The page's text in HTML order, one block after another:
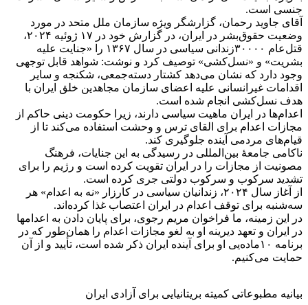
جنسی است.
آقای جاوید رحمان، گزارشگر ویژه سازمان ملل متحد در مورد
وضعیت حقوق‌بشر در ایران، در گزارش خود در ۱۷ ژوئیه ۲۰۲۴،
قتل‌عام ۳۰۰۰۰زندانی سیاسی در سال ۱۳۶۷ را «جنایت علیه
بشریت» و «نسل‌کشی» توصیف کرد و نوشت: شواهد قابل توجهی
وجود دارد که نشان می‌دهد کشتار دسته‌جمعی، شکنجه و سایر
اقدامات غیرانسانی علیه اعضای سازمان مجاهدین خلق ایران با
هدف نسل‌کشی انجام شده است.
اعدام‌ها در ایران ماهیت سیاسی دارند، زیرا حکومت دینی حاکم از
مجازات اعدام برای القای ترس و وحشت استفاده می‌کند تا از
قیام‌های مردمی آینده جلوگیری کند.
ناکامی جامعهٔ بین‌المللی در رسیدگی به این جنایات، فرهنگ
مصونیت از مجازات را در ایران تقویت کرده است و رژیم را برای
تشدید سرکوب و سرکوب دولتی جری کرده است.
از آغاز سال ۲۰۲۴، زندانیان سیاسی در کارزار «نه به اعدام» هر
سه‌شنبه برای توقف اعدام در ایران اعتصاب غذا کرده‌اند.
در این زمینه، ما فراخوان مریم رجوی، برای پایان دادن به اعدامها
در ایران و تعهد دیرینه او به لغو مجازات اعدام را همان‌طور که در
برنامه ۱۰ماده‌یی او برای آینده ایران ذکر شده است، تأیید و از آن
حمایت می‌کنیم.
بیانیه مطبوعاتی کمیته بریتانیایی برای آزادی ایران